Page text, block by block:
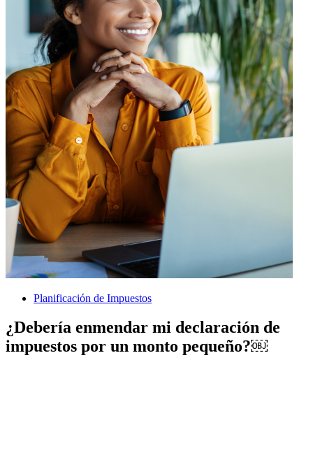
Planificación de Impuestos
¿Debería enmendar mi declaración de
impuestos por un monto pequeño?￼